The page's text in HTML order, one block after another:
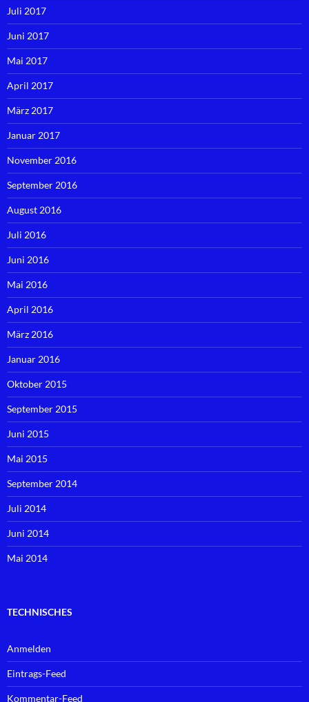
Juli 2017
Juni 2017
Mai 2017
April 2017
März 2017
Januar 2017
November 2016
September 2016
August 2016
Juli 2016
Juni 2016
Mai 2016
April 2016
März 2016
Januar 2016
Oktober 2015
September 2015
Juni 2015
Mai 2015
September 2014
Juli 2014
Juni 2014
Mai 2014
TECHNISCHES
Anmelden
Eintrags-Feed
Kommentar-Feed